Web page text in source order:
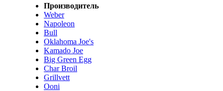
Производитель
Weber
Napoleon
Bull
Oklahoma Joe's
Kamado Joe
Big Green Egg
Char Broil
Grillvett
Ooni